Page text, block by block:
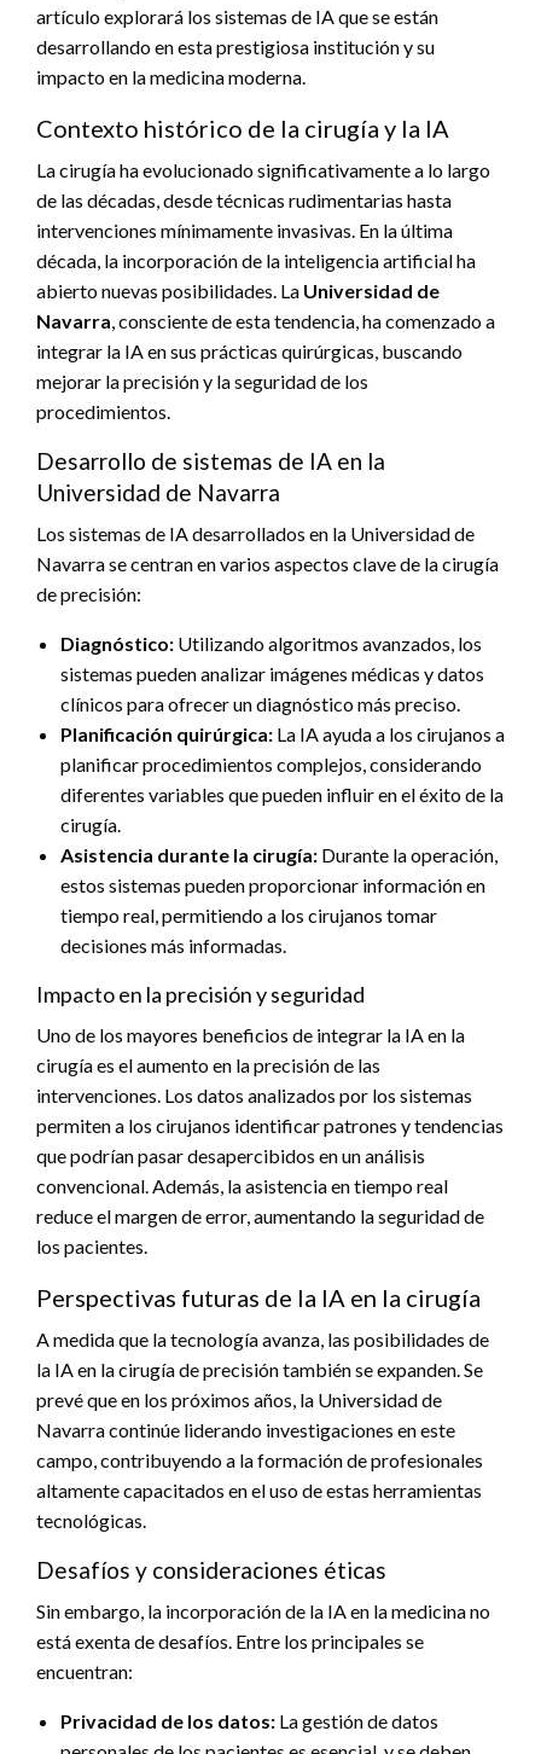
artículo explorará los sistemas de IA que se están
desarrollando en esta prestigiosa institución y su
impacto en la medicina moderna.
Contexto histórico de la cirugía y la IA
La cirugía ha evolucionado significativamente a lo largo
de las décadas, desde técnicas rudimentarias hasta
intervenciones mínimamente invasivas. En la última
década, la incorporación de la inteligencia artificial ha
abierto nuevas posibilidades. La Universidad de
Navarra, consciente de esta tendencia, ha comenzado a
integrar la IA en sus prácticas quirúrgicas, buscando
mejorar la precisión y la seguridad de los
procedimientos.
Desarrollo de sistemas de IA en la
Universidad de Navarra
Los sistemas de IA desarrollados en la Universidad de
Navarra se centran en varios aspectos clave de la cirugía
de precisión:
Diagnóstico: Utilizando algoritmos avanzados, los
sistemas pueden analizar imágenes médicas y datos
clínicos para ofrecer un diagnóstico más preciso.
Planificación quirúrgica: La IA ayuda a los cirujanos a
planificar procedimientos complejos, considerando
diferentes variables que pueden influir en el éxito de la
cirugía.
Asistencia durante la cirugía: Durante la operación,
estos sistemas pueden proporcionar información en
tiempo real, permitiendo a los cirujanos tomar
decisiones más informadas.
Impacto en la precisión y seguridad
Uno de los mayores beneficios de integrar la IA en la
cirugía es el aumento en la precisión de las
intervenciones. Los datos analizados por los sistemas
permiten a los cirujanos identificar patrones y tendencias
que podrían pasar desapercibidos en un análisis
convencional. Además, la asistencia en tiempo real
reduce el margen de error, aumentando la seguridad de
los pacientes.
Perspectivas futuras de la IA en la cirugía
A medida que la tecnología avanza, las posibilidades de
la IA en la cirugía de precisión también se expanden. Se
prevé que en los próximos años, la Universidad de
Navarra continúe liderando investigaciones en este
campo, contribuyendo a la formación de profesionales
altamente capacitados en el uso de estas herramientas
tecnológicas.
Desafíos y consideraciones éticas
Sin embargo, la incorporación de la IA en la medicina no
está exenta de desafíos. Entre los principales se
encuentran:
Privacidad de los datos: La gestión de datos